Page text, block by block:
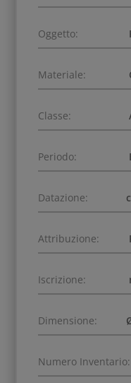
Oggetto:
Materiale:
Classe:
Periodo:
Datazione:
Attribuzione:
Iscrizione:
Dimensione:
Numero Inventario: